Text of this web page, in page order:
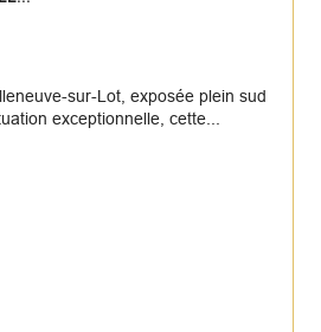
sur-Lot, exposée plein sud
exceptionnelle, cette...